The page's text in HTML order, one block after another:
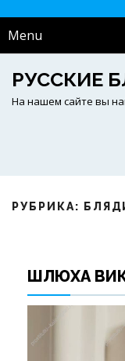
Menu
РУССКИЕ
На нашем сайте вы
РУБРИКА:
ШЛЮХА